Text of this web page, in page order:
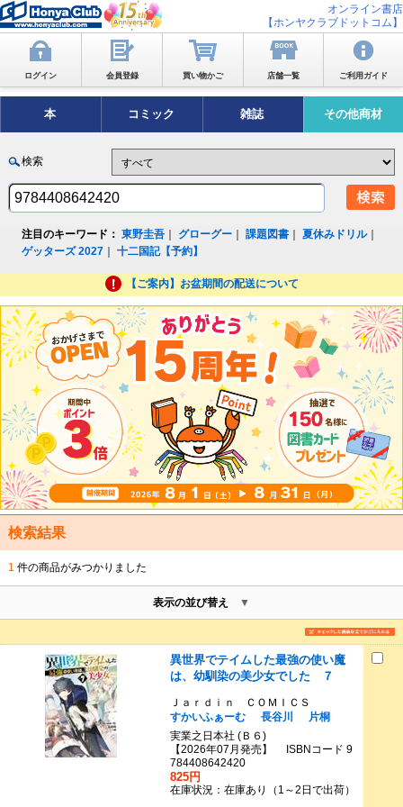
オンライン書店
【ホンヤクラブドットコム】
ログイン 会員登録 買い物かご 店舗一覧 ご利用ガイド
本 コミック 雑誌 その他商材
検索
注目のキーワード： 東野圭吾 グローグー ｜課題図書 ｜夏休みドリル｜
ゲッターズ 2027 ｜十二国記【予約】
【ご案内】お盆期間の配送について
検索結果
1 件の商品がみつかりました
表示の並び替え
異世界でテイムした最強の使い魔
は、幼馴染の美少女でした ７
Ｊａｒｄｉｎ ＣＯＭＩＣＳ
すかいふぁーむ
長谷川
片桐
実業之日本社 (Ｂ６)
【2026年07月発売】 ISBNコード 9
784408642420
825円
在庫状況：在庫あり（1～2日で出荷）